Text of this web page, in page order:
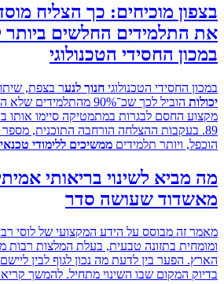
מוכיחים: כך הצליח מוסד
החלשים ביותר
החסידי הטכנולוגי
החסידי הטכנולוגיחנוך לנער בצפת, שיתוף
הוביל לכך שכ־90% מהתלמידים שלא
החסם לבגרות במתמטיקה סיימו אותו
בעקבות ההצלחה הורחבה התוכנית, מספר
ויותר תלמידיםממשיכים ללימודי טכנאים
לשינוי בריאותי אמיתי?
שעושה סדר
מבוסס על הידע המקצועי של לוסי רבין
בתזונה טבעית, בעלת המלצות רבות מקהל
הפער בין לדעת מה נכון לגוף לבין ליישם את
המקום שבו השינוי מתחיל. להמשך קריאה -